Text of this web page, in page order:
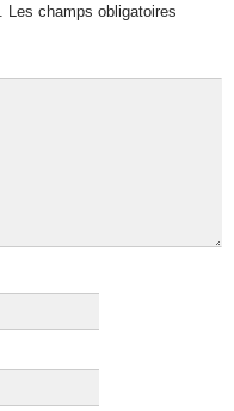
Les champs obligatoires